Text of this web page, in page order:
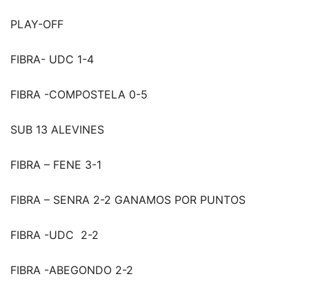
PLAY-OFF
FIBRA- UDC 1-4
FIBRA -COMPOSTELA 0-5
SUB 13 ALEVINES
FIBRA – FENE 3-1
FIBRA – SENRA 2-2 GANAMOS POR PUNTOS
FIBRA -UDC 2-2
FIBRA -ABEGONDO 2-2